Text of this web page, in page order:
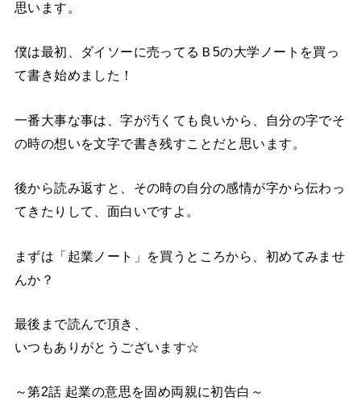
思います。
僕は最初、ダイソーに売ってるＢ5の大学ノートを買っ
て書き始めました！
一番大事な事は、字が汚くても良いから、自分の字でそ
の時の想いを文字で書き残すことだと思います。
後から読み返すと、その時の自分の感情が字から伝わっ
てきたりして、面白いですよ。
まずは「起業ノート」を買うところから、初めてみませ
んか？
最後まで読んで頂き、
いつもありがとうございます☆
～第2話 起業の意思を固め両親に初告白～